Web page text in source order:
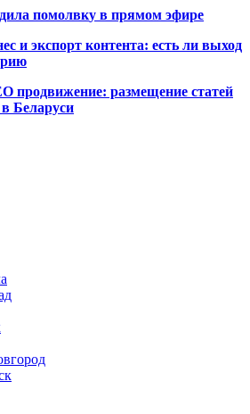
помолвку в прямом эфире
и экспорт контента: есть ли выход
продвижение: размещение статей
Беларуси